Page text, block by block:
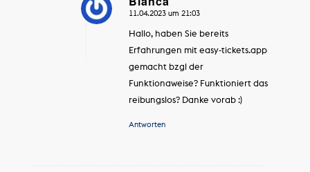
sagte:
11.04.2023 um 21:03
Hallo, haben Sie bereits
Erfahrungen mit easy-tickets.app
gemacht bzgl der
Funktionaweise? Funktioniert das
reibungslos? Danke vorab :)
Antworten